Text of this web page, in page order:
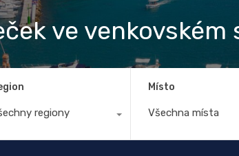
ve venkovském
regiony
Místo
Všechna místa